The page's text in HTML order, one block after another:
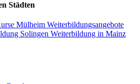
Städten
Mülheim Weiterbildungsangebote
Solingen Weiterbildung in Mainz